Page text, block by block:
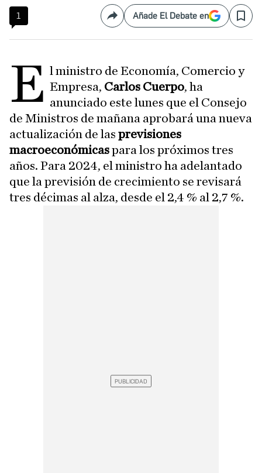
1 CompartirAñade El Debate en Save
E l ministro de Economía, Comercio y
Empresa, Carlos Cuerpo, ha
anunciado este lunes que el Consejo
de Ministros de mañana aprobará una nueva
actualización de las previsiones
macroeconómicaspara los próximos tres
años. Para 2024, el ministro ha adelantado
que la previsión de crecimiento se revisará
tres décimas al alza, desde el 2,4 % al 2,7 %.